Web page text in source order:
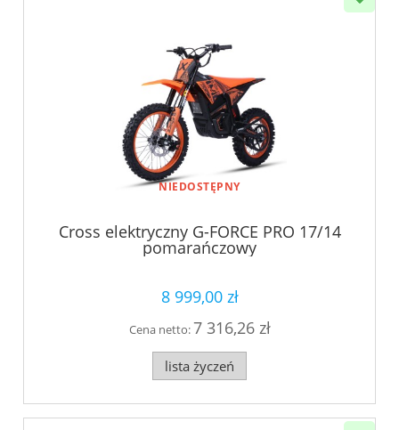
NIEDOSTĘPNY
Cross elektryczny G-FORCE PRO 17/14
pomarańczowy
8 999,00 zł
Cena netto:7 316,26 zł
lista życzeń